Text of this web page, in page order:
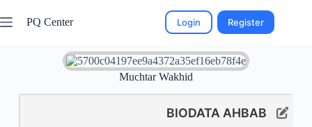
PQ Center Login Register
Muchtar Wakhid
BIODATA AHBAB